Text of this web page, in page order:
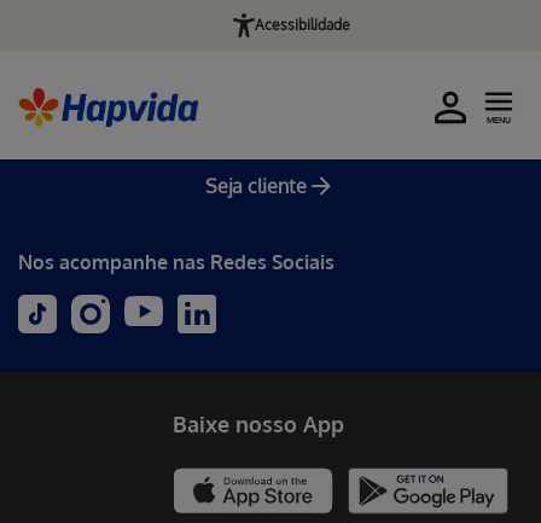
Acessibilidade
Seja cliente
MENU
Nos acompanhe nas Redes Sociais
Baixe nosso App